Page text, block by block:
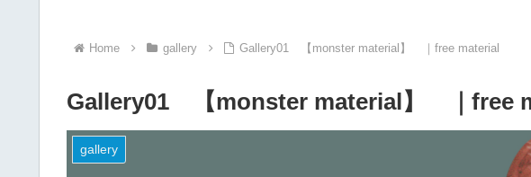
Home gallery Gallery01 【monster material】 ｜free material
Gallery01 【monster material】 ｜free
gallery